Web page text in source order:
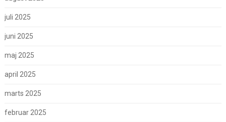
juli 2025
juni 2025
maj 2025
april 2025
marts 2025
februar 2025